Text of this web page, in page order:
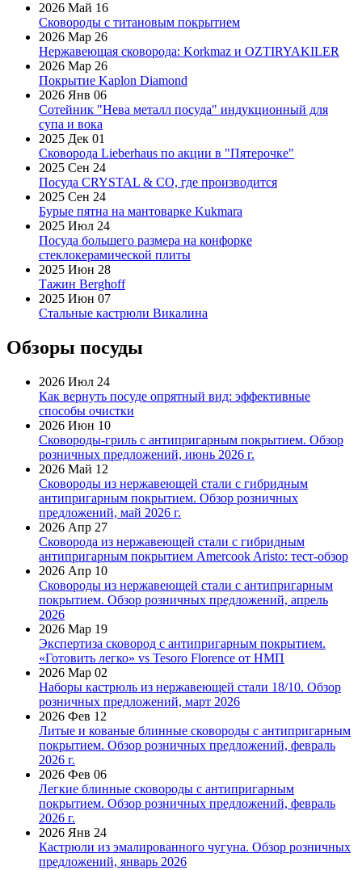
2026 Май 16
Сковороды с титановым покрытием
2026 Мар 26
Нержавеющая сковорода: Korkmaz и OZTIRYAKILER
2026 Мар 26
Покрытие Kaplon Diamond
2026 Янв 06
Сотейник "Нева металл посуда" индукционный для
супа и вока
2025 Дек 01
Сковорода Lieberhaus по акции в "Пятерочке"
2025 Сен 24
Посуда CRYSTAL & CO, где производится
2025 Сен 24
Бурые пятна на мантоварке Kukmara
2025 Июл 24
Посуда большего размера на конфорке
стеклокерамической плиты
2025 Июн 28
Тажин Berghoff
2025 Июн 07
Стальные кастрюли Викалина
Обзоры посуды
2026 Июл 24
Как вернуть посуде опрятный вид: эффективные
способы очистки
2026 Июн 10
Сковороды-гриль с антипригарным покрытием. Обзор
розничных предложений, июнь 2026 г.
2026 Май 12
Сковороды из нержавеющей стали с гибридным
антипригарным покрытием. Обзор розничных
предложений, май 2026 г.
2026 Апр 27
Сковорода из нержавеющей стали с гибридным
антипригарным покрытием Amercook Aristo: тест-обзор
2026 Апр 10
Сковороды из нержавеющей стали с антипригарным
покрытием. Обзор розничных предложений, апрель
2026
2026 Мар 19
Экспертиза сковород с антипригарным покрытием.
«Готовить легко» vs Tesoro Florence от НМП
2026 Мар 02
Наборы кастрюль из нержавеющей стали 18/10. Обзор
розничных предложений, март 2026
2026 Фев 12
Литые и кованые блинные сковороды с антипригарным
покрытием. Обзор розничных предложений, февраль
2026 г.
2026 Фев 06
Легкие блинные сковороды с антипригарным
покрытием. Обзор розничных предложений, февраль
2026 г.
2026 Янв 24
Кастрюли из эмалированного чугуна. Обзор розничных
предложений, январь 2026